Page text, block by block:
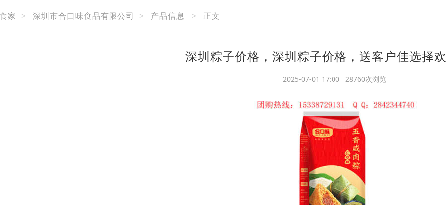
家 > 深圳市合口味食品有限公司 > 产品信息 > 正文
深圳粽子价格，深圳粽子价格，送客户佳选择
2025-07-01 17:00 28760次浏览